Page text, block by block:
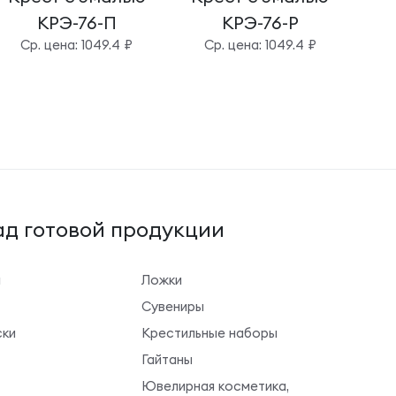
КРЭ-76-П
Cр. цена: 1049.4 ₽
КРЭ-76-Р
Cр. цена: 1049.4 ₽
готовой продукции
Ложки
Сувениры
Крестильные наборы
Гайтаны
Ювелирная косметика,